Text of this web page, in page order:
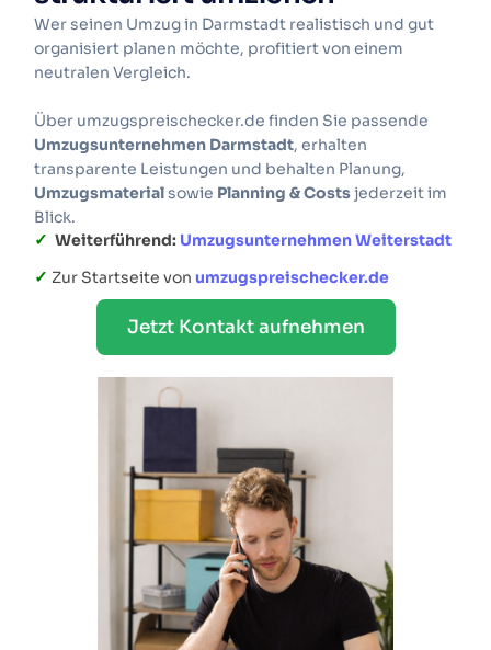
Wer seinen Umzug in Darmstadt realistisch und gut
organisiert planen möchte, profitiert von einem
neutralen Vergleich.
Über umzugspreischecker.de finden Sie passende
Umzugsunternehmen Darmstadt, erhalten
transparente Leistungen und behalten Planung,
Umzugsmaterialsowie Planning & Costsjederzeit im
Blick.
✓ Weiterführend: Umzugsunternehmen Weiterstadt
✓ Zur Startseite vonumzugspreischecker.de
Jetzt Kontakt aufnehmen